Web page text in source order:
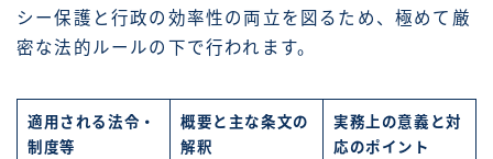
シー保護と行政の効率性の両立を図るため、極めて厳
密な法的ルールの下で行われます。
適用される法令・
制度等
概要と主な条文の
解釈
実務上の意義と対
応のポイント